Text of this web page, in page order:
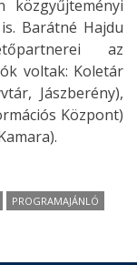
közgyűjteményi
Barátné Hajdu
az
voltak: Koletár
Jászberény),
Központ)
PROGRAMAJÁNLÓ